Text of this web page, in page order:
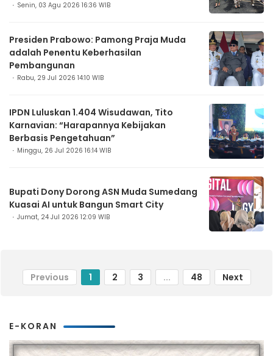
Senin, 03 Agu 2026 16:36 WIB
Presiden Prabowo: Pamong Praja Muda
adalah Penentu Keberhasilan
Pembangunan
Rabu, 29 Jul 2026 14:10 WIB
IPDN Luluskan 1.404 Wisudawan, Tito
Karnavian: “Harapannya Kebijakan
Berbasis Pengetahuan”
Minggu, 26 Jul 2026 16:14 WIB
Bupati Dony Dorong ASN Muda Sumedang
Kuasai AI untuk Bangun Smart City
Jumat, 24 Jul 2026 12:09 WIB
Previous 1 2 3 ... 48 Next
E-KORAN